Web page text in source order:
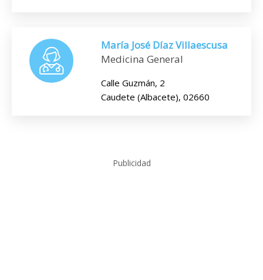
María José Díaz Villaescusa
Medicina General
Calle Guzmán, 2
Caudete (Albacete), 02660
Publicidad